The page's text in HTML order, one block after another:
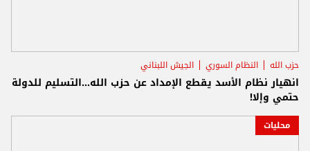
حزب الله النظام السوري الجيش اللبناني
انهيار نظام الأسد يقطع الإمداد عن حزب الله...التسليم للدولة
حتمي وإلا!
محليات